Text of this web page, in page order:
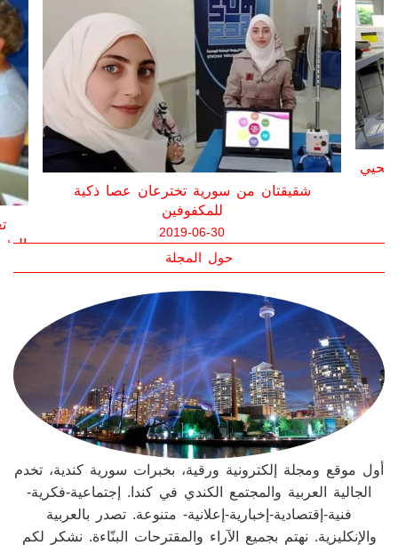
تعرف على قصتها.. باحثة سورية في ألمانيا تحيي
آمال هزم الزهايمر
2021-07-16
حول المجلة
أول موقع ومجلة إلكترونية ورقية، بخبرات سورية كندية، تخدم
الجالية العربية والمجتمع الكندي في كندا. إجتماعية-فكرية-
فنية-إقتصادية-إخبارية-إعلانية- متنوعة. تصدر بالعربية
والإنكليزية. نهتم بجميع الآراء والمقترحات البنّاءة. نشكر لكم
حسن المتابعة. مديرة التحرير: السيدة رنا طعمة. مدير